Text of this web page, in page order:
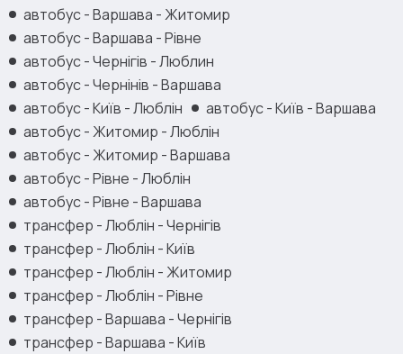
автобус - Варшава - Житомир
автобус - Варшава - Рівне
автобус - Чернігів - Люблин
автобус - Чернінів - Варшава
автобус - Київ - Люблін
автобус - Київ - Варшава
автобус - Житомир - Люблін
автобус - Житомир - Варшава
автобус - Рівне - Люблін
автобус - Рівне - Варшава
трансфер - Люблін - Чернігів
трансфер - Люблін - Київ
трансфер - Люблін - Житомир
трансфер - Люблін - Рівне
трансфер - Варшава - Чернігів
трансфер - Варшава - Київ